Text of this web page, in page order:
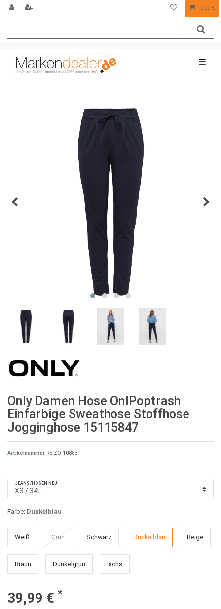
0,00 €
☰
Only Damen Hose OnlPoptrash
Einfarbige Sweathose Stoffhose
Jogginghose 15115847
Artikelnummer RE-ZO-108831
JEANS/HOSEN NEU
Farbe: Dunkelblau
Weiß Grün Schwarz Dunkelblau Beige
Braun Dunkelgrün lachs
39,99 € *